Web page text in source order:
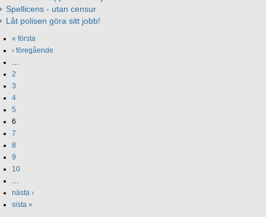
Spellicens - utan censur
Låt polisen göra sitt jobb!
« första
‹ föregående
…
2
3
4
5
6
7
8
9
10
…
nästa ›
sista »